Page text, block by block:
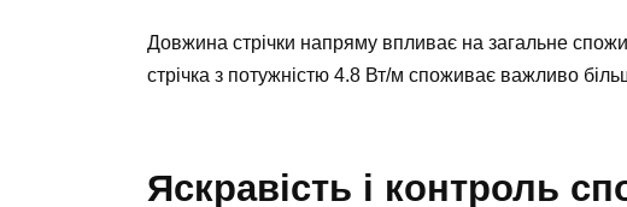
Довжина стрічки напряму впливає на загальне
стрічка з потужністю 4.8 Вт/м споживає важливо
Яскравість і контроль